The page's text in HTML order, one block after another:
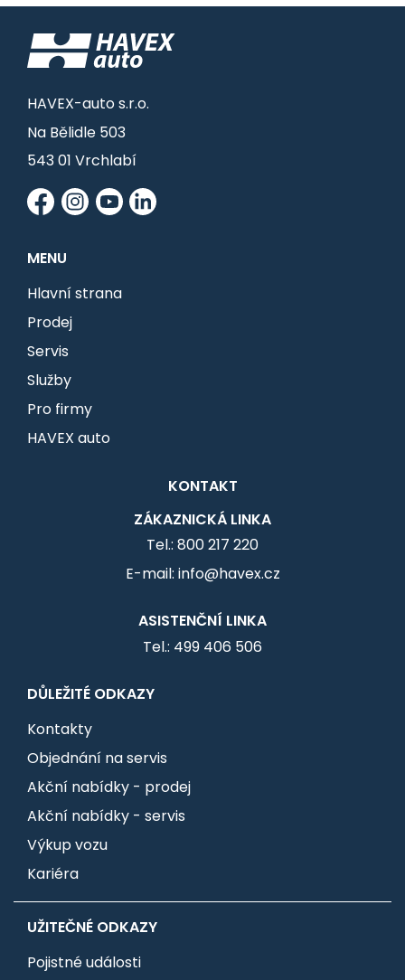
HAVEX-auto s.r.o.
Na Bělidle 503
543 01 Vrchlabí
MENU
Hlavní strana
Prodej
Servis
Služby
Pro firmy
HAVEX auto
KONTAKT
ZÁKAZNICKÁ LINKA
Tel.: 800 217 220
E-mail: info@havex.cz
ASISTENČNÍ LINKA
Tel.: 499 406 506
DŮLEŽITÉ ODKAZY
Kontakty
Objednání na servis
Akční nabídky - prodej
Akční nabídky - servis
Výkup vozu
Kariéra
UŽITEČNÉ ODKAZY
Pojistné události